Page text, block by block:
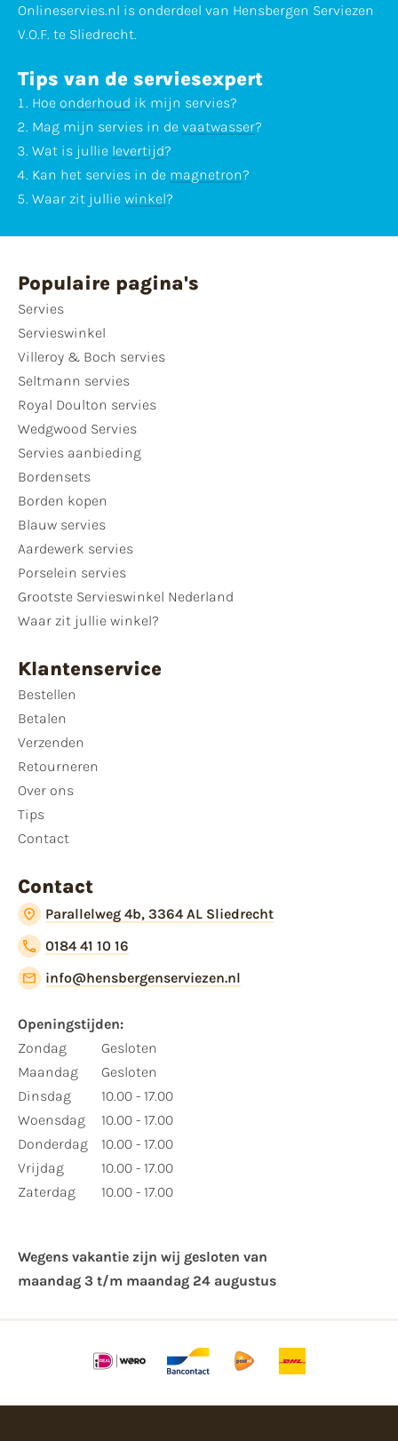
Onlineservies.nl is onderdeel van Hensbergen Serviezen
V.O.F. te Sliedrecht.
Tips van de serviesexpert
Hoe onderhoud ik mijn servies?
Mag mijn servies in de vaatwasser?
Wat is jullie levertijd?
Kan het servies in de magnetron?
Waar zit jullie winkel?
Populaire pagina's
Servies
Servieswinkel
Villeroy & Boch servies
Seltmann servies
Royal Doulton servies
Wedgwood Servies
Servies aanbieding
Bordensets
Borden kopen
Blauw servies
Aardewerk servies
Porselein servies
Grootste Servieswinkel Nederland
Waar zit jullie winkel?
Klantenservice
Bestellen
Betalen
Verzenden
Retourneren
Over ons
Tips
Contact
Contact
Parallelweg 4b, 3364 AL Sliedrecht
0184 41 10 16
info@hensbergenserviezen.nl
Openingstijden:
Zondag
Maandag
Dinsdag
Woensdag
Donderdag
Vrijdag
Zaterdag
Gesloten
Gesloten
10.00 - 17.00
10.00 - 17.00
10.00 - 17.00
10.00 - 17.00
10.00 - 17.00
Wegens vakantie zijn wij gesloten van ​
maandag 3 t/m maandag 24 augustus